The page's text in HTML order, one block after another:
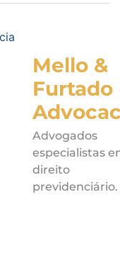
Mello &
Furtado
Advogados
especialistas
direito
previdenciário.